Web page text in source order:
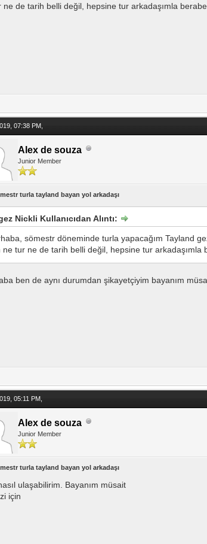
ne de tarih belli değil, hepsine tur arkadaşımla
07:38 PM,
Alex de souza
Junior Member
turla tayland bayan yol arkadaşı
Nickli Kullanıcıdan Alıntı:
sömestr döneminde turla yapacağım Tayland
ne tur ne de tarih belli değil, hepsine tur
ben de aynı durumdan şikayetçiyim bayanım
05:11 PM,
Alex de souza
Junior Member
turla tayland bayan yol arkadaşı
ulaşabilirim. Bayanım müsait
için